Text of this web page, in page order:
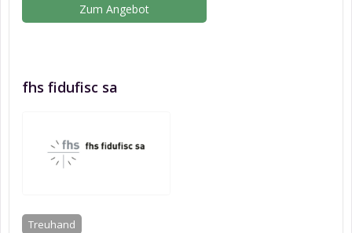
Zum Angebot
fhs fidufisc sa
Treuhand